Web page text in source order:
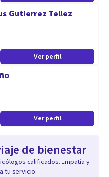
Gutierrez Tellez
Ver perfil
Ver perfil
de bienestar
calificados. Empatía y
tu servicio.